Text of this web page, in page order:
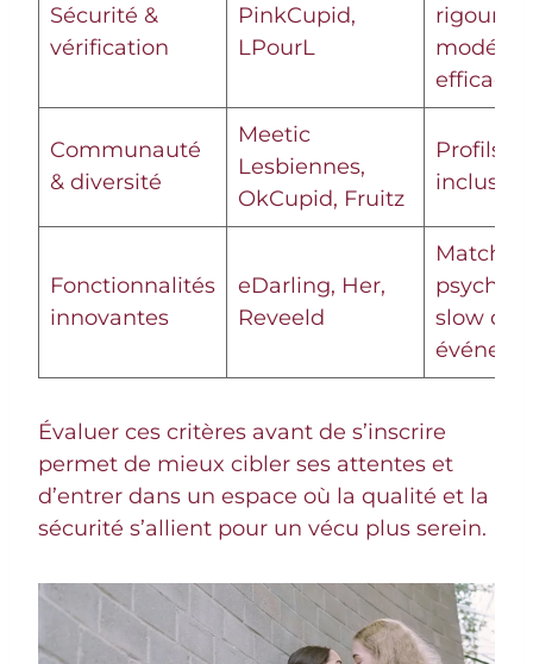
Sécurité &
vérification
PinkCupid,
LPourL
efficace
Communauté
& diversité
Meetic
Lesbiennes,
OkCupid, Fruitz
Profils
Fonctionnalités
innovantes
eDarling, Her,
Reveeld
slow
Évaluer ces critères avant de s’inscrire
permet de mieux cibler ses attentes et
d’entrer dans un espace où la qualité et la
sécurité s’allient pour un vécu plus serein.